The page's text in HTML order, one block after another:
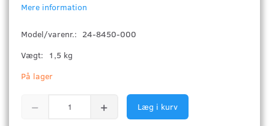
Mere information
Model/varenr.: 24-8450-000
Vægt:
1,5 kg
På lager
Læg i kurv